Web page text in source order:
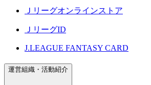
Ｊリーグオンラインストア
ＪリーグID
J.LEAGUE FANTASY CARD
運営組織・活動紹介